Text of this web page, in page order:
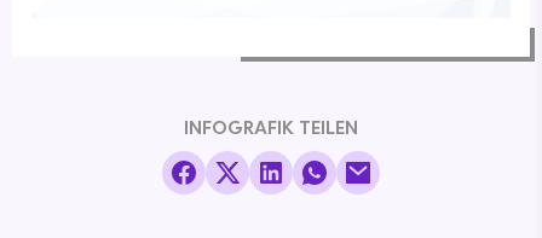
INFOGRAFIK TEILEN